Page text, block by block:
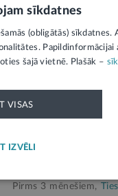
STĀJAS SPĒKĀ
Stājas spēkā
interesēs iesaistīto
tiesvedībām;
Pirms 3 mēnešiem,
sīkdatnes
(obligātās)
šajā vietnē. Plašāk –
VISAS
IZVĒLI